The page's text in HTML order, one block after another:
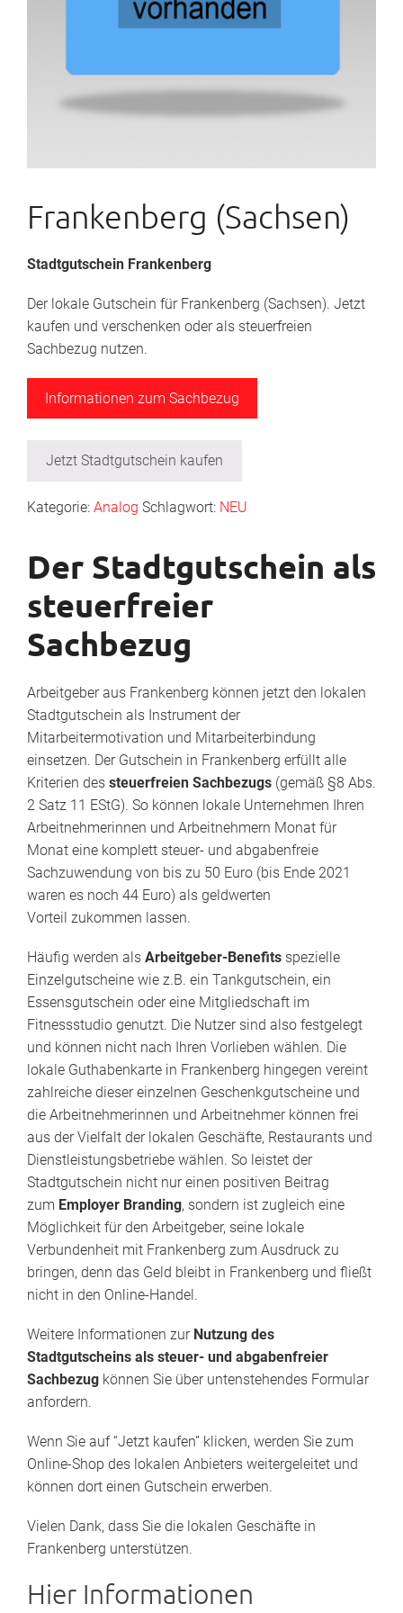
Frankenberg (Sachsen)
Stadtgutschein Frankenberg
Der lokale Gutschein für Frankenberg (Sachsen). Jetzt
kaufen und verschenken oder als steuerfreien
Sachbezug nutzen.
Informationen zum Sachbezug
Jetzt Stadtgutschein kaufen
Kategorie: Analog Schlagwort: NEU
Der Stadtgutschein als
steuerfreier
Sachbezug
Arbeitgeber aus Frankenberg können jetzt den lokalen
Stadtgutschein als Instrument der
Mitarbeitermotivation und Mitarbeiterbindung
einsetzen. Der Gutschein in Frankenberg erfüllt alle
Kriterien des steuerfreien Sachbezugs (gemäß §8 Abs.
2 Satz 11 EStG). So können lokale Unternehmen Ihren
Arbeitnehmerinnen und Arbeitnehmern Monat für
Monat eine komplett steuer- und abgabenfreie
Sachzuwendung von bis zu 50 Euro (bis Ende 2021
waren es noch 44 Euro) als geldwerten
Vorteil zukommen lassen.
Häufig werden als Arbeitgeber-Benefits spezielle
Einzelgutscheine wie z.B. ein Tankgutschein, ein
Essensgutschein oder eine Mitgliedschaft im
Fitnessstudio genutzt. Die Nutzer sind also festgelegt
und können nicht nach Ihren Vorlieben wählen. Die
lokale Guthabenkarte in Frankenberg hingegen vereint
zahlreiche dieser einzelnen Geschenkgutscheine und
die Arbeitnehmerinnen und Arbeitnehmer können frei
aus der Vielfalt der lokalen Geschäfte, Restaurants und
Dienstleistungsbetriebe wählen. So leistet der
Stadtgutschein nicht nur einen positiven Beitrag
zum Employer Branding, sondern ist zugleich eine
Möglichkeit für den Arbeitgeber, seine lokale
Verbundenheit mit Frankenberg zum Ausdruck zu
bringen, denn das Geld bleibt in Frankenberg und fließt
nicht in den Online-Handel.
Weitere Informationen zur Nutzung des
Stadtgutscheins als steuer- und abgabenfreier
Sachbezug können Sie über untenstehendes Formular
anfordern.
Wenn Sie auf “Jetzt kaufen” klicken, werden Sie zum
Online-Shop des lokalen Anbieters weitergeleitet und
können dort einen Gutschein erwerben.
Vielen Dank, dass Sie die lokalen Geschäfte in
Frankenberg unterstützen.
Hier Informationen